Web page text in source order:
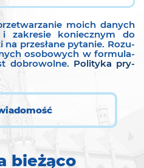
moich da­nych
za­kre­sie ko­niecz­nym do
na prze­sła­ne py­ta­nie. Ro­zu­
oso­bo­wych w for­mu­la­
do­bro­wol­ne. Po­li­ty­ka pry­
bieżąco